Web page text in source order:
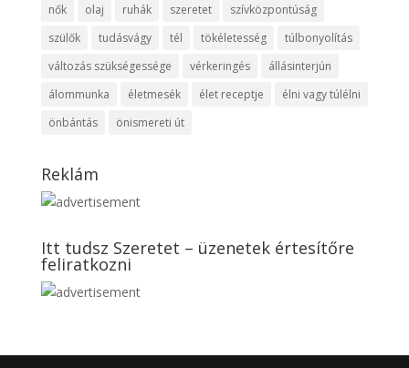
nők
olaj ruhák szeretet
szívközpontúság
szülők
tudásvágy tél tökéletesség
túlbonyolítás
változás szükségessége
vérkeringés
állásinterjún
álommunka
életmesék élet receptje
élni vagy túlélni
önbántás
önismereti út
Reklám
Itt tudsz Szeretet – üzenetek értesítőre
feliratkozni